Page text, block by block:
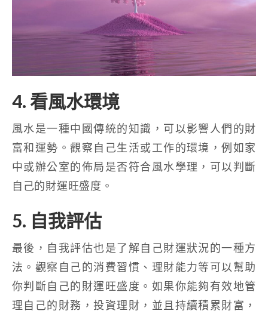
4. 看風水環境
風水是一種中國傳統的知識，可以影響人們的財
富和運勢。觀察自己生活或工作的環境，例如家
中或辦公室的佈局是否符合風水學理，可以判斷
自己的財運旺盛度。
5. 自我評估
最後，自我評估也是了解自己財運狀況的一種方
法。觀察自己的消費習慣、理財能力等可以幫助
你判斷自己的財運旺盛度。如果你能夠有效地管
理自己的財務，投資理財，並且持續積累財富，